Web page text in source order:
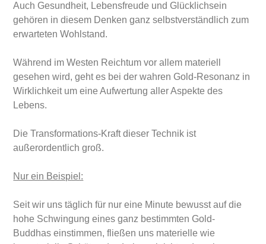
Auch Gesundheit, Lebensfreude und Glücklichsein
gehören in diesem Denken ganz selbstverständlich zum
erwarteten Wohlstand.
Während im Westen Reichtum vor allem materiell
gesehen wird, geht es bei der wahren Gold-Resonanz in
Wirklichkeit um eine Aufwertung aller Aspekte des
Lebens.
Die Transformations-Kraft dieser Technik ist
außerordentlich groß.
Nur ein Beispiel:
Seit wir uns täglich für nur eine Minute bewusst auf die
hohe Schwingung eines ganz bestimmten Gold-
Buddhas einstimmen, fließen uns materielle wie